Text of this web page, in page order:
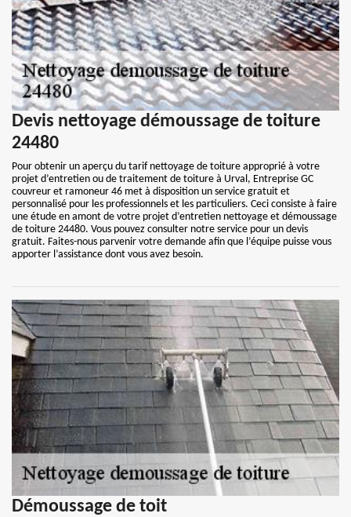
Devis nettoyage démoussage de toiture
24480
Pour obtenir un aperçu du tarif nettoyage de toiture approprié à votre
projet d’entretien ou de traitement de toiture à Urval, Entreprise GC
couvreur et ramoneur 46 met à disposition un service gratuit et
personnalisé pour les professionnels et les particuliers. Ceci consiste à faire
une étude en amont de votre projet d’entretien nettoyage et démoussage
de toiture 24480. Vous pouvez consulter notre service pour un devis
gratuit. Faites-nous parvenir votre demande afin que l’équipe puisse vous
apporter l’assistance dont vous avez besoin.
Démoussage de toit